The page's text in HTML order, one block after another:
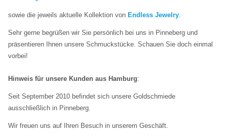
sowie die jeweils aktuelle Kollektion von Endless Jewelry.
Sehr gerne begrüßen wir Sie persönlich bei uns in Pinneberg und
präsentieren Ihnen unsere Schmuckstücke. Schauen Sie doch einmal
vorbei!
Hinweis für unsere Kunden aus Hamburg:
Seit September 2010 befindet sich unsere Goldschmiede
ausschließlich in Pinneberg.
Wir freuen uns auf Ihren Besuch in unserem Geschäft.